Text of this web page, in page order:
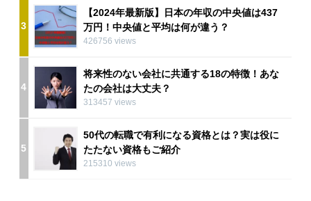
3
【2024年最新版】日本の年収の中央値は437
万円！中央値と平均は何が違う？
426756 views
4
将来性のない会社に共通する18の特徴！あな
たの会社は大丈夫？
313457 views
5
50代の転職で有利になる資格とは？実は役に
たたない資格もご紹介
215310 views